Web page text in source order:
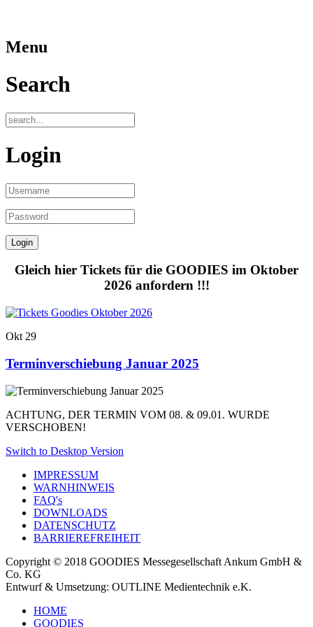
Menu
Search
Login
Gleich hier Tickets für die GOODIES im Oktober
2026 anfordern !!!
Okt 29
Terminverschiebung Januar 2025
ACHTUNG, DER TERMIN VOM 08. & 09.01. WURDE
VERSCHOBEN!
Switch to Desktop Version
IMPRESSUM
WARNHINWEIS
FAQ's
DOWNLOADS
DATENSCHUTZ
BARRIEREFREIHEIT
Copyright © 2018 GOODIES Messegesellschaft Ankum GmbH &
Co. KG
Entwurf & Umsetzung: OUTLINE Medientechnik e.K.
HOME
GOODIES